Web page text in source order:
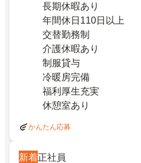
長期休暇あり
年間休日110日以上
交替勤務制
介護休暇あり
制服貸与
冷暖房完備
福利厚生充実
休憩室あり
かんたん応募
新着正社員